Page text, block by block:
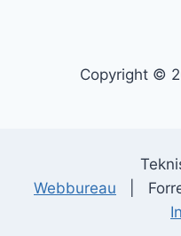
Copyright ©
Webbureau |